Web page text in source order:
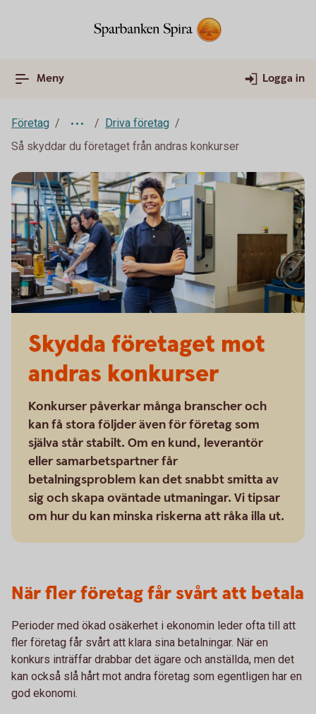
Meny Logga in
Företag
Driva företag
Så skyddar du företaget från andras konkurser
Skydda företaget mot
andras konkurser
Konkurser påverkar många branscher och
kan få stora följder även för företag som
själva står stabilt. Om en kund, leverantör
eller samarbetspartner får
betalningsproblem kan det snabbt smitta av
sig och skapa oväntade utmaningar. Vi tipsar
om hur du kan minska riskerna att råka illa ut.
När fler företag får svårt att betala
Perioder med ökad osäkerhet i ekonomin leder ofta till att
fler företag får svårt att klara sina betalningar. När en
konkurs inträffar drabbar det ägare och anställda, men det
kan också slå hårt mot andra företag som egentligen har en
god ekonomi.